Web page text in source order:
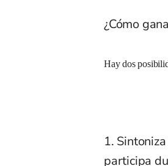
¿Cómo
Hay dos
1. Sintoniza
participa